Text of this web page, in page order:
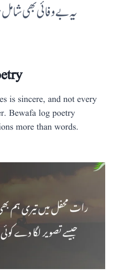
یہ بے وفائی بھی
is sincere, and not every
Bewafa log poetry
more than words.